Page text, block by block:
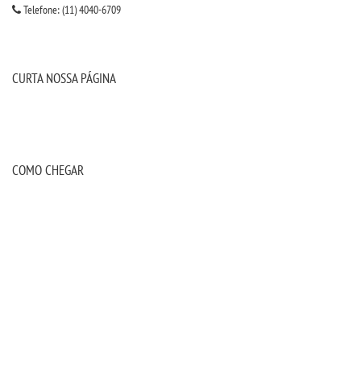
Telefone: (11) 4040-6709
CURTA NOSSA PÁGINA
COMO CHEGAR